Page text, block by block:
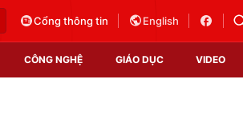
Cổng thông tin English
CÔNG NGHỆ GIÁO DỤC VIDEO